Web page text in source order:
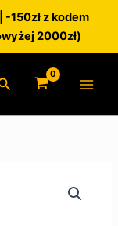
-150zł z kodem
2000zł)